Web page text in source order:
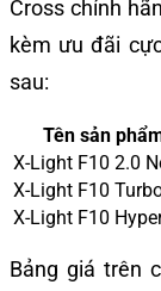
Cross chính
kèm ưu đãi
sau:
Tên sản
X-Light F10 2.0
X-Light F10
X-Light F10
Bảng giá trên